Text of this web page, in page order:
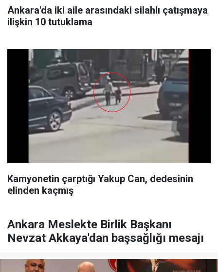
Ankara'da iki aile arasındaki silahlı çatışmaya
ilişkin 10 tutuklama
Kamyonetin çarptığı Yakup Can, dedesinin
elinden kaçmış
Ankara Meslekte Birlik Başkanı
Nevzat Akkaya'dan başsağlığı mesajı